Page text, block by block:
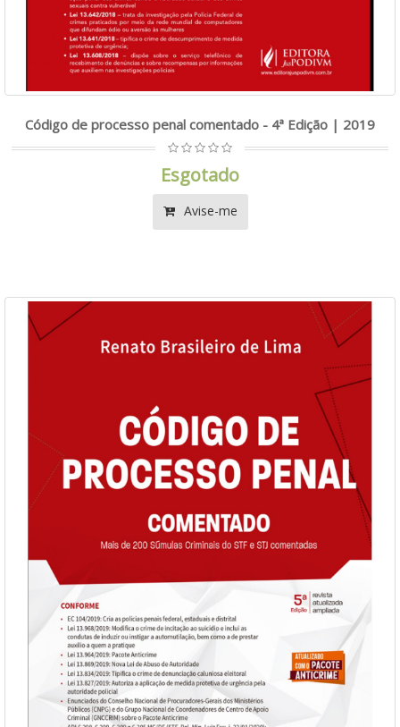
Código de processo penal comentado - 4ª Edição | 2019
Esgotado
Avise-me